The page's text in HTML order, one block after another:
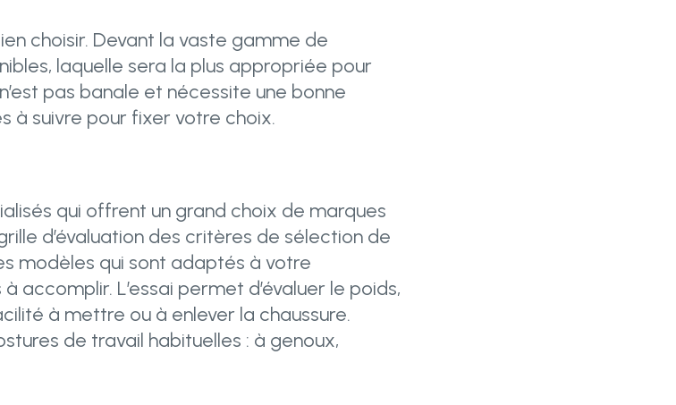
choisir. Devant la vaste gamme de
laquelle sera la plus appropriée pour
pas banale et nécessite une bonne
à suivre pour fixer votre choix.
qui offrent un grand choix de marques
d’évaluation des critères de sélection de
modèles qui sont adaptés à votre
accomplir. L’essai permet d’évaluer le poids,
à mettre ou à enlever la chaussure.
de travail habituelles : à genoux,